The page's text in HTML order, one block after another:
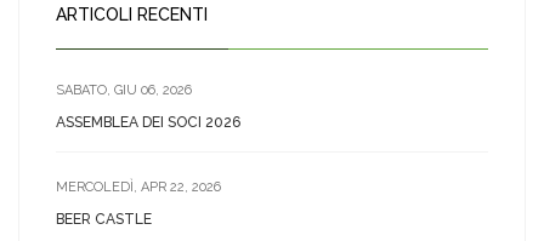
ARTICOLI RECENTI
SABATO, GIU 06, 2026
ASSEMBLEA DEI SOCI 2026
MERCOLEDÌ, APR 22, 2026
BEER CASTLE